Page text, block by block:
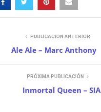
PUBLICACIÓN ANTERIOR
Ale Ale – Marc Anthony
PRÓXIMA PUBLICACIÓN
Inmortal Queen – SIA